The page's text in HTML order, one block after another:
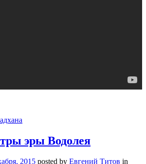
эры Водолея
2015 posted by Евгений Титов in